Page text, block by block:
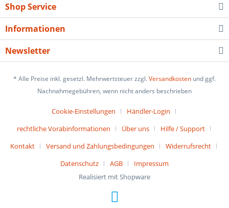
Shop Service
Informationen
Newsletter
* Alle Preise inkl. gesetzl. Mehrwertsteuer zzgl.Versandkosten und ggf.
Nachnahmegebühren, wenn nicht anders beschrieben
Cookie-Einstellungen
Händler-Login
rechtliche Vorabinformationen
Über uns
Hilfe / Support
Kontakt
Versand und Zahlungsbedingungen
Widerrufsrecht
Datenschutz
AGB
Impressum
Realisiert mit Shopware